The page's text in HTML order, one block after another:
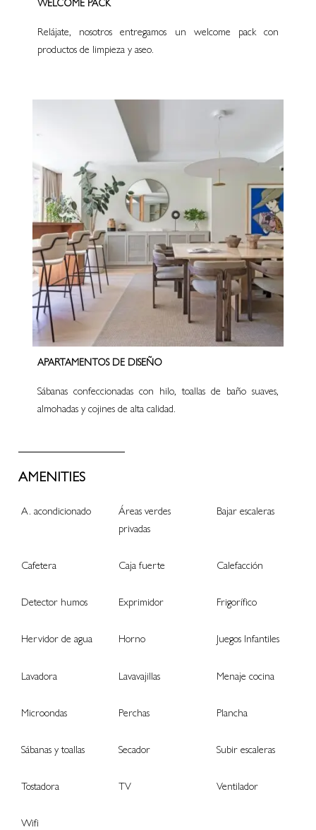
Relájate, nosotros entregamos un welcome pack con
productos de limpieza y aseo.
APARTAMENTOS DE DISEÑO
Sábanas confeccionadas con hilo, toallas de baño suaves,
almohadas y cojines de alta calidad.
AMENITIES
A. acondicionado
Áreas verdes
privadas
Bajar escaleras
Cafetera Caja fuerte Calefacción
Detector humos Exprimidor Frigorífico
Hervidor de agua Horno Juegos Infantiles
Lavadora Lavavajillas Menaje cocina
Microondas Perchas Plancha
Sábanas y toallas Secador Subir escaleras
Tostadora TV Ventilador
Wifi